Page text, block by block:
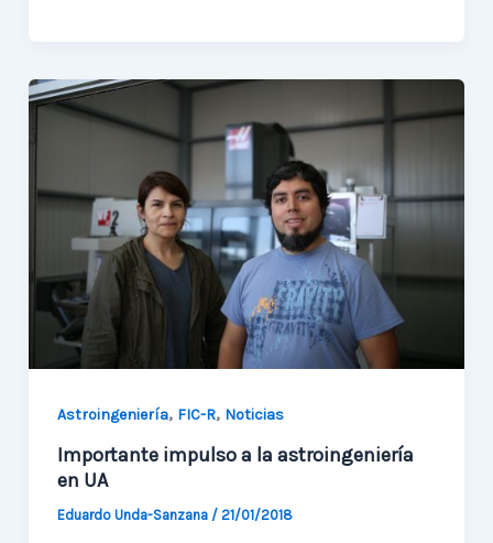
pionero
de
comunicación
satelital
Astroingeniería, FIC-R, Noticias
Importante impulso a la astroingeniería
en UA
Eduardo Unda-Sanzana / 21/01/2018